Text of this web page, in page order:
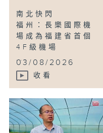
南北快閃
福州：長樂國際機
場成為福建省首個
4F級機場
...
03/08/2026
收看